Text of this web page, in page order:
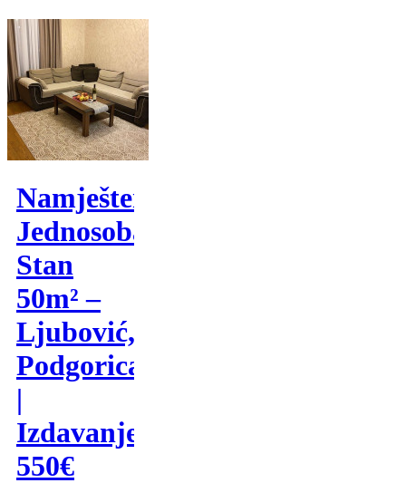
Namješten
Jednosoban
Stan
50m² –
Ljubović,
Podgorica
|
Izdavanje
550€